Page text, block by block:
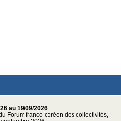
au 19/09/2026
Forum franco-coréen des collectivités,